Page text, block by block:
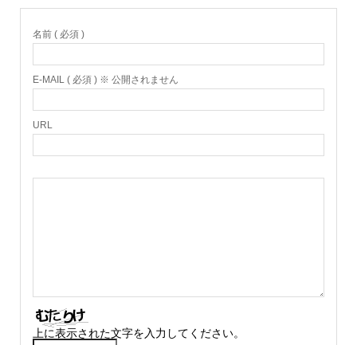
名前 ( 必須 )
E-MAIL ( 必須 ) ※ 公開されません
URL
上に表示された文字を入力してください。